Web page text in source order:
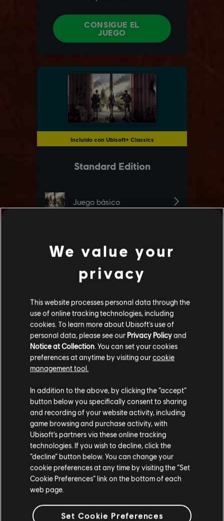
We value your
privacy
This website processes personal data through the
use of online tracking technologies, including
cookies. To learn more about Ubisoft's use of
personal data, please see our Privacy Policyand
Notice at Collection. You can set your cookies
preferences at anytime by visiting ourcookie
management tool.
In addition to the above, by clicking the “accept”
button below you specifically consent to sharing
and recording of your website activity, including
game browsing and purchase activity, with
Ubisoft’s partners via these online tracking
technologies. If you wish to decline, click the
“decline” button below. You can change your
cookie preferences at any time by visiting the “Set
Cookie Preferences” link on the bottom of each
web page.
Set Cookie Preferences